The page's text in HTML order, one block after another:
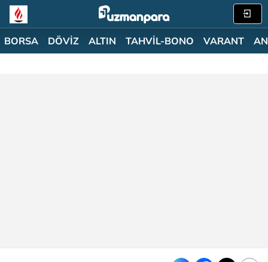
BORSA DÖVİZ ALTIN TAHVİL-BONO VARANT